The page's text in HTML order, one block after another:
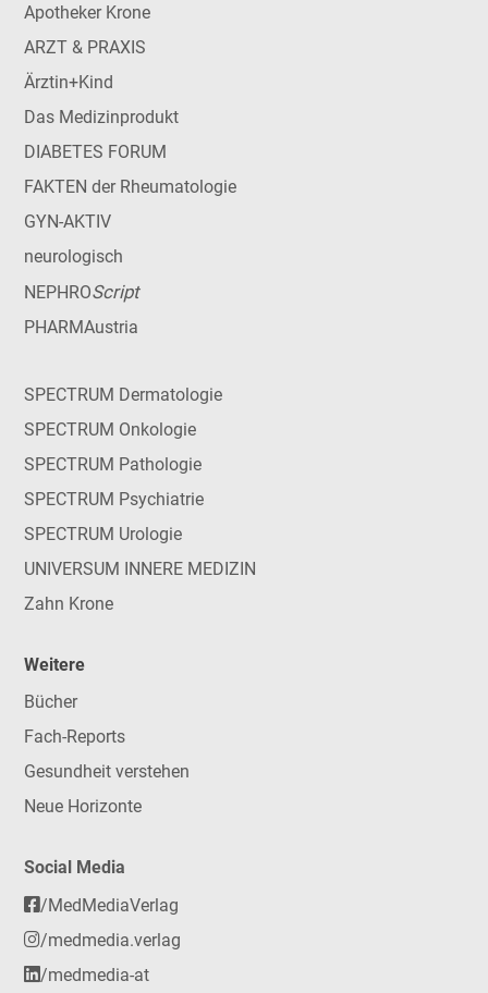
Apotheker Krone
ARZT & PRAXIS
Ärztin+Kind
Das Medizinprodukt
DIABETES FORUM
FAKTEN der Rheumatologie
GYN-AKTIV
neurologisch
NEPHROScript
PHARMAustria
SPECTRUM Dermatologie
SPECTRUM Onkologie
SPECTRUM Pathologie
SPECTRUM Psychiatrie
SPECTRUM Urologie
UNIVERSUM INNERE MEDIZIN
Zahn Krone
Weitere
Bücher
Fach-Reports
Gesundheit verstehen
Neue Horizonte
Social Media
/MedMediaVerlag
/medmedia.verlag
/medmedia-at